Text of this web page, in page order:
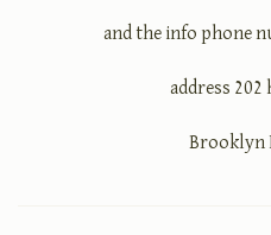
and the info phone
address 202
Brooklyn